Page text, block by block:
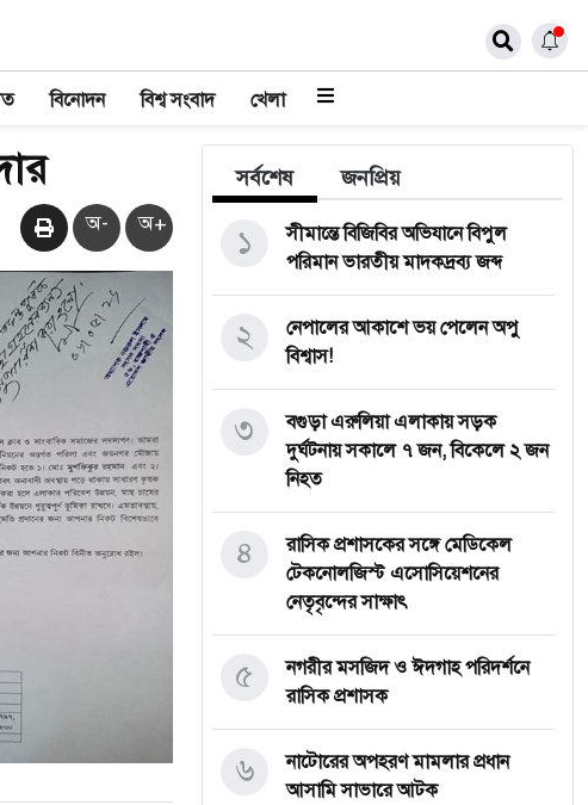
বিনোদন বিশ্ব সংবাদ খেলা
অ- অ+
সর্বশেষ জনপ্রিয়
সীমান্তে বিজিবির অভিযানে বিপুল
পরিমান ভারতীয় মাদকদ্রব্য জব্দ
১
নেপালের আকাশে ভয় পেলেন অপু
বিশ্বাস!
২
বগুড়া এরুলিয়া এলাকায় সড়ক
দুর্ঘট্নায় সকালে ৭ জন, বিকেলে ২ জন
নিহত
৩
রাসিক প্রশাসকের সঙ্গে মেডিকেল
টেকনোলজিস্ট এসোসিয়েশনের
নেতৃবৃন্দের সাক্ষাৎ
৪
নগরীর মসজিদ ও ঈদগাহ পরিদর্শনে
রাসিক প্রশাসক
৫
নাটোরের অপহরণ মামলার প্রধান
আসামি সাভারে আটক
৬